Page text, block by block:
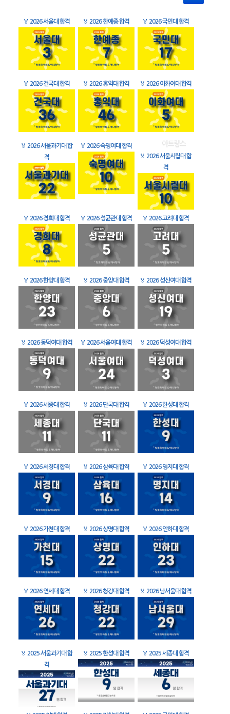
🏅 2026 서울대 합격 🏅 2026 한예종 합격 🏅 2026 국민대 합격
🏅 2026 건국대 합격 🏅 2026 홍익대 합격 🏅 2026 이화여대 합격
🏅 2026 서울과기대 합
격
🏅 2026 숙명여대 합격
🏅 2026 서울시립대 합
격
🏅 2026 경희대 합격 🏅 2026 성균관대 합격 🏅 2026 고려대 합격
🏅 2026 한양대 합격 🏅 2026 중앙대 합격 🏅 2026 성신여대 합격
🏅 2026 동덕여대 합격 🏅 2026 서울여대 합격 🏅 2026 덕성여대 합격
🏅 2026 세종대 합격 🏅 2026 단국대 합격 🏅 2026 한성대 합격
🏅 2026 서경대 합격 🏅 2026 삼육대 합격 🏅 2026 명지대 합격
🏅 2026 가천대 합격 🏅 2026 상명대 합격 🏅 2026 인하대 합격
🏅 2026 연세대 합격 🏅 2026 청강대 합격 🏅 2026 남서울대 합격
🏅 2025 서울과기대 합
격
🏅 2025 한성대 합격 🏅 2025 세종대 합격